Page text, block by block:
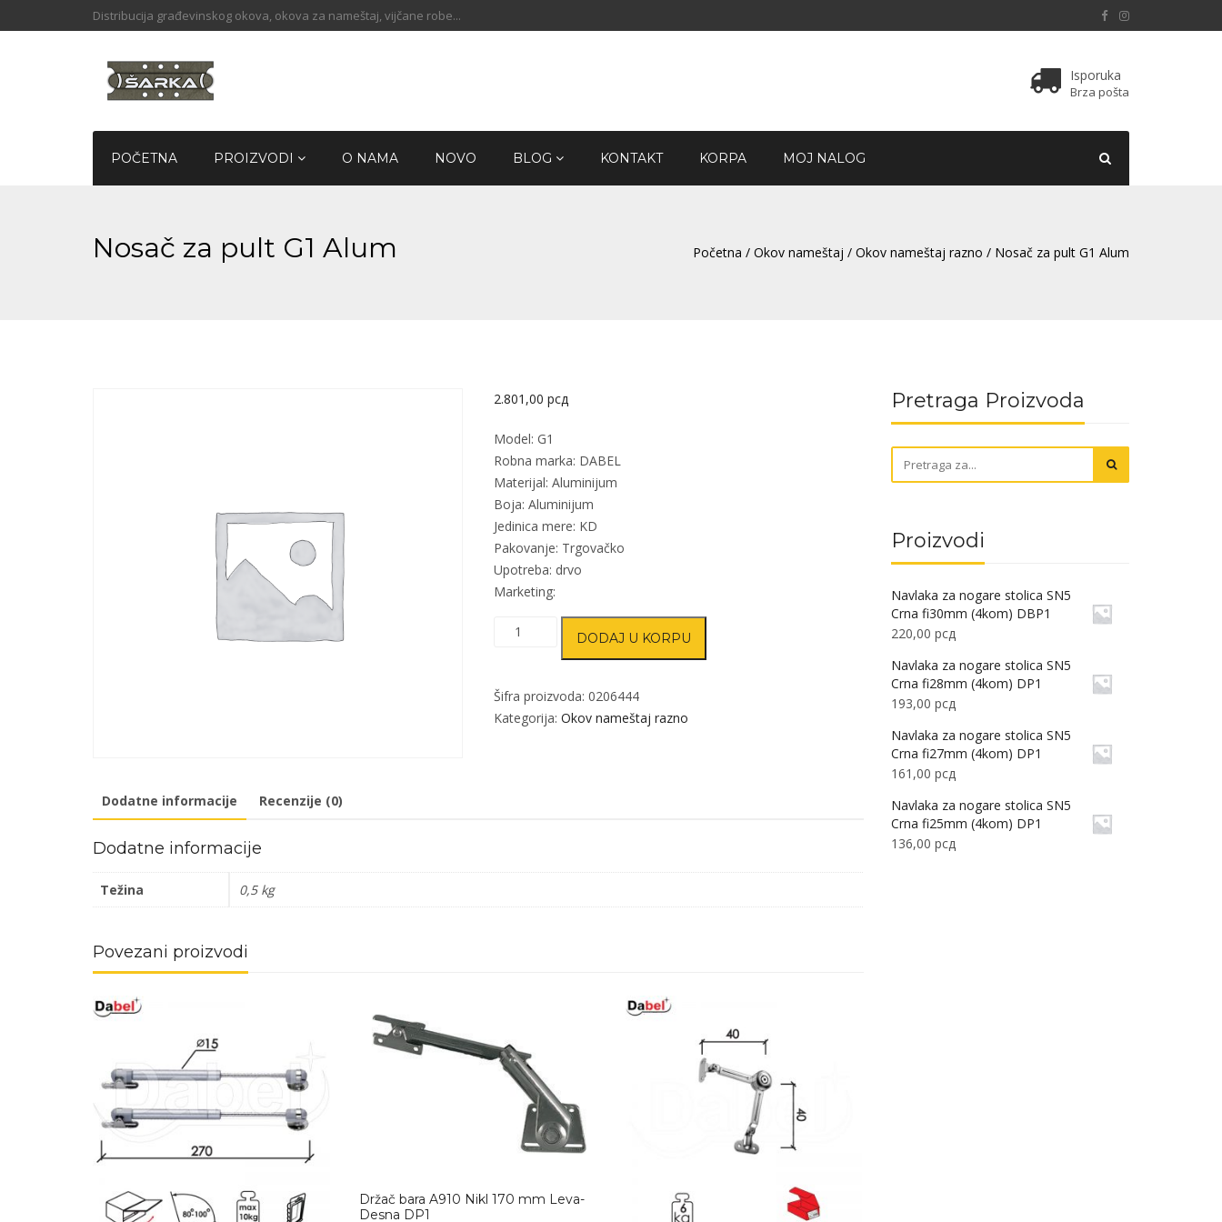
Distribucija građevinskog okova, okova za nameštaj, vijčane robe...
Isporuka
Brza pošta
POČETNA PROIZVODI O NAMA NOVO BLOG KONTAKT KORPA MOJ NALOG
Nosač za pult G1 Alum Početna / Okov nameštaj / Okov nameštaj razno / Nosač za pult G1 Alum
2.801,00 рсд
Model: G1
Robna marka: DABEL
Materijal: Aluminijum
Boja: Aluminijum
Jedinica mere: KD
Pakovanje: Trgovačko
Upotreba: drvo
Marketing:
Nosač
G1
Alum
DODAJ U KORPU
Šifra proizvoda: 0206444
Kategorija: Okov nameštaj razno
Dodatne informacije Recenzije (0)
Dodatne informacije
Težina 0,5 kg
Povezani proizvodi
Držač bara A910 Nikl 170 mm Leva-
Desna DP1
Pretraga Proizvoda
Proizvodi
Navlaka za nogare stolica SN5
Crna fi30mm (4kom) DBP1
220,00 рсд
Navlaka za nogare stolica SN5
Crna fi28mm (4kom) DP1
193,00 рсд
Navlaka za nogare stolica SN5
Crna fi27mm (4kom) DP1
161,00 рсд
Navlaka za nogare stolica SN5
Crna fi25mm (4kom) DP1
136,00 рсд